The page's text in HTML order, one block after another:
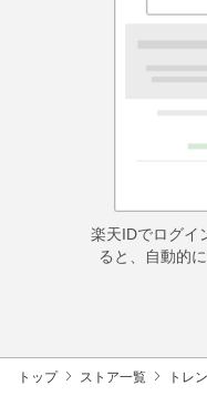
楽天IDでログイ
ると、自動的
トップ ストア一覧 トレ